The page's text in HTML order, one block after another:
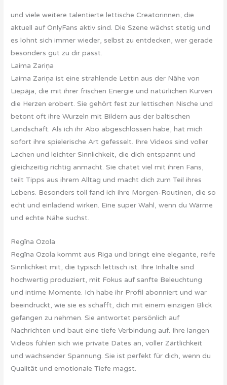
und viele weitere talentierte lettische Creatorinnen, die
aktuell auf OnlyFans aktiv sind. Die Szene wächst stetig und
es lohnt sich immer wieder, selbst zu entdecken, wer gerade
besonders gut zu dir passt.
Laima Zariņa
Laima Zariņa ist eine strahlende Lettin aus der Nähe von
Liepāja, die mit ihrer frischen Energie und natürlichen Kurven
die Herzen erobert. Sie gehört fest zur lettischen Nische und
betont oft ihre Wurzeln mit Bildern aus der baltischen
Landschaft. Als ich ihr Abo abgeschlossen habe, hat mich
sofort ihre spielerische Art gefesselt. Ihre Videos sind voller
Lachen und leichter Sinnlichkeit, die dich entspannt und
gleichzeitig richtig anmacht. Sie chatet viel mit ihren Fans,
teilt Tipps aus ihrem Alltag und macht dich zum Teil ihres
Lebens. Besonders toll fand ich ihre Morgen-Routinen, die so
echt und einladend wirken. Eine super Wahl, wenn du Wärme
und echte Nähe suchst.
Regīna Ozola
Regīna Ozola kommt aus Riga und bringt eine elegante, reife
Sinnlichkeit mit, die typisch lettisch ist. Ihre Inhalte sind
hochwertig produziert, mit Fokus auf sanfte Beleuchtung
und intime Momente. Ich habe ihr Profil abonniert und war
beeindruckt, wie sie es schafft, dich mit einem einzigen Blick
gefangen zu nehmen. Sie antwortet persönlich auf
Nachrichten und baut eine tiefe Verbindung auf. Ihre langen
Videos fühlen sich wie private Dates an, voller Zärtlichkeit
und wachsender Spannung. Sie ist perfekt für dich, wenn du
Qualität und emotionale Tiefe magst.